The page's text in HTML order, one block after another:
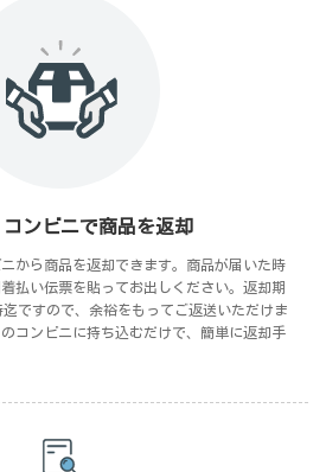
ンビニで商品を返却
から商品を返却できます。商品が届いた時
払い伝票を貼ってお出しください。返却期
ですので、余裕をもってご返送いただけま
コンビニに持ち込むだけで、簡単に返却手